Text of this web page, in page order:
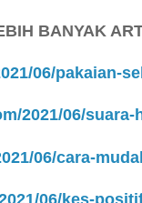
BANYAK
06/pakaian-
2021/06/
06/cara-
06/kes-